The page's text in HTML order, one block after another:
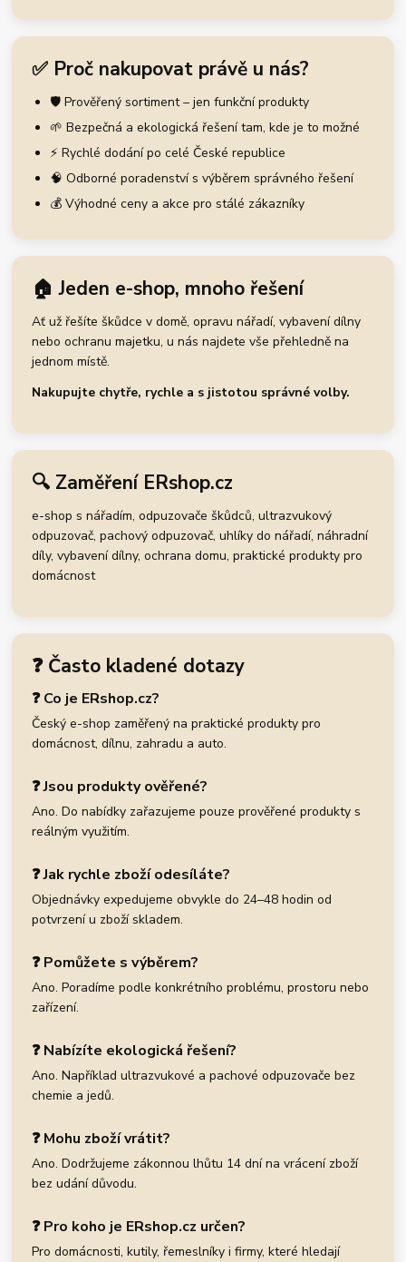
✅ Proč nakupovat právě u nás?
🛡️ Prověřený sortiment – jen funkční produkty
🌱 Bezpečná a ekologická řešení tam, kde je to možné
⚡ Rychlé dodání po celé České republice
🧠 Odborné poradenství s výběrem správného řešení
💰 Výhodné ceny a akce pro stálé zákazníky
🏠 Jeden e-shop, mnoho řešení
Ať už řešíte škůdce v domě, opravu nářadí, vybavení dílny
nebo ochranu majetku, u nás najdete vše přehledně na
jednom místě.
Nakupujte chytře, rychle a s jistotou správné volby.
🔍 Zaměření ERshop.cz
e-shop s nářadím, odpuzovače škůdců, ultrazvukový
odpuzovač, pachový odpuzovač, uhlíky do nářadí, náhradní
díly, vybavení dílny, ochrana domu, praktické produkty pro
domácnost
❓ Často kladené dotazy
❓ Co je ERshop.cz?
Český e-shop zaměřený na praktické produkty pro
domácnost, dílnu, zahradu a auto.
❓ Jsou produkty ověřené?
Ano. Do nabídky zařazujeme pouze prověřené produkty s
reálným využitím.
❓ Jak rychle zboží odesíláte?
Objednávky expedujeme obvykle do 24–48 hodin od
potvrzení u zboží skladem.
❓ Pomůžete s výběrem?
Ano. Poradíme podle konkrétního problému, prostoru nebo
zařízení.
❓ Nabízíte ekologická řešení?
Ano. Například ultrazvukové a pachové odpuzovače bez
chemie a jedů.
❓ Mohu zboží vrátit?
Ano. Dodržujeme zákonnou lhůtu 14 dní na vrácení zboží
bez udání důvodu.
❓ Pro koho je ERshop.cz určen?
Pro domácnosti, kutily, řemeslníky i firmy, které hledají